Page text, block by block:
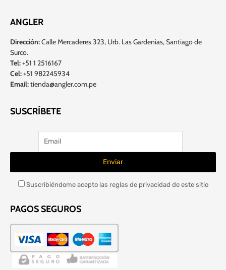
ANGLER
Dirección:Calle Mercaderes 323, Urb. Las Gardenias, Santiago de
Surco.
Tel:+51 1 2516167
Cel:+51 982245934
Email:tienda@angler.com.pe
SUSCRÍBETE
Suscribiéndome acepto las reglas de privacidad de este sitio
PAGOS SEGUROS